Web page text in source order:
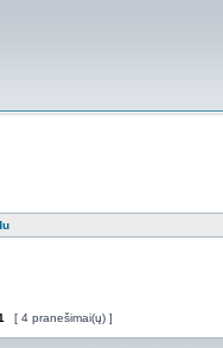
[ 4 pranešimai(ų) ]